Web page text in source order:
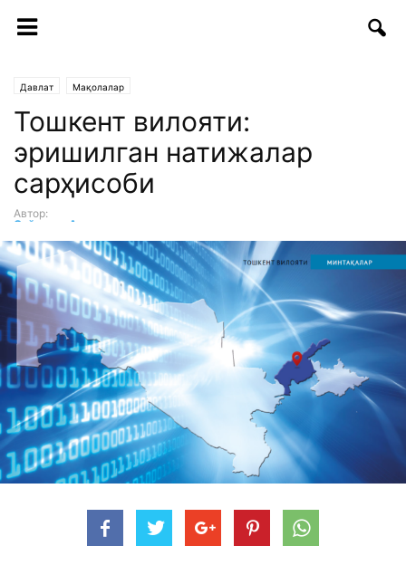
Давлат Мақолалар
Тошкент вилояти:
эришилган натижалар
сарҳисоби
Автор:
Сайдулла Алимов